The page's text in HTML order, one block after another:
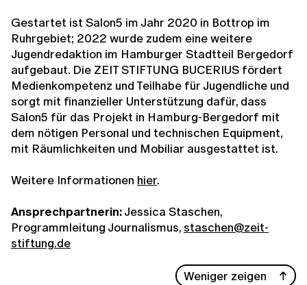
Gestartet ist Salon5 im Jahr 2020 in Bottrop im
Ruhrgebiet; 2022 wurde zudem eine weitere
Jugendredaktion im Hamburger Stadtteil Bergedorf
aufgebaut. Die ZEIT STIFTUNG BUCERIUS fördert
Medienkompetenz und Teilhabe für Jugendliche und
sorgt mit finanzieller Unterstützung dafür, dass
Salon5 für das Projekt in Hamburg-Bergedorf mit
dem nötigen Personal und technischen Equipment,
mit Räumlichkeiten und Mobiliar ausgestattet ist.
Weitere Informationen hier.
Ansprechpartnerin:Jessica Staschen,
Programmleitung Journalismus,staschen@zeit-
stiftung.de
Weniger zeigen